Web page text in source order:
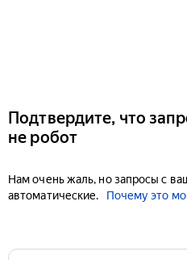
Подтвердите, что
не робот
Нам очень жаль, но запросы с
автоматические.
Почему это